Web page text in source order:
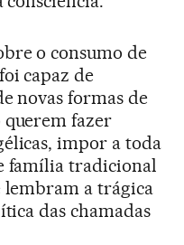
o consumo de
capaz de
novas formas de
fazer
impor a toda
família tradicional
lembram a trágica
das chamadas